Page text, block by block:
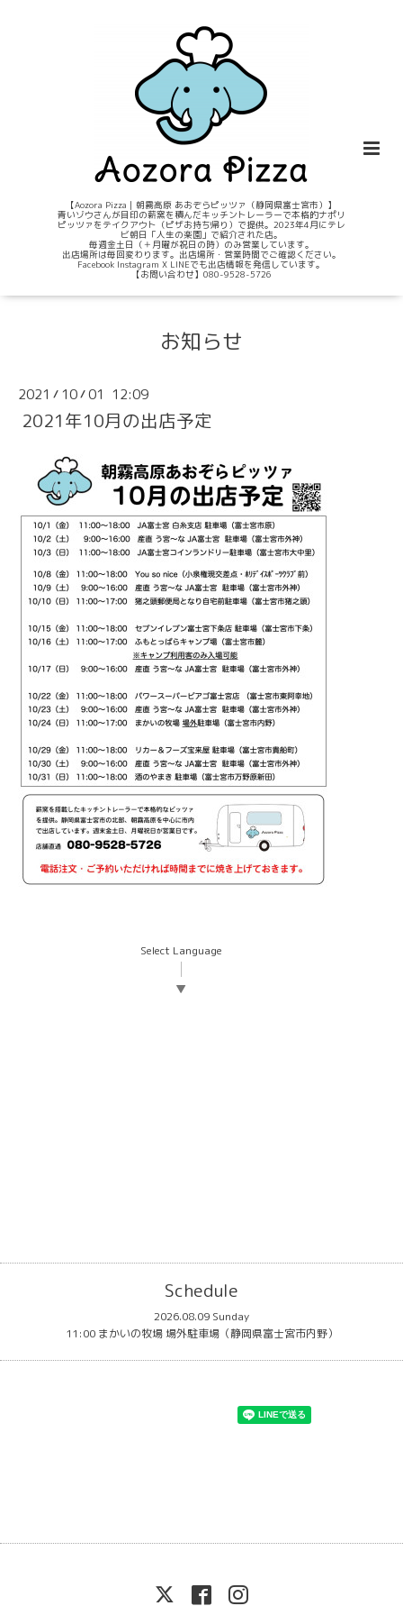
【Aozora Pizza｜朝霧高原 あおぞらピッツァ（静岡県富士宮市）】
青いゾウさんが目印の薪窯を積んだキッチントレーラーで本格的ナポリ
ピッツァをテイクアウト（ピザお持ち帰り）で提供。2023年4月にテレ
ビ朝日「人生の楽園」で紹介された店。
毎週金土日（＋月曜が祝日の時）のみ営業しています。
出店場所は毎回変わります。出店場所・営業時間でご確認ください。
Facebook Instagram X LINEでも出店情報を発信しています。
【お問い合わせ】080-9528-5726
お知らせ
2021 / 10/01 12:09
2021年10月の出店予定
Select Language
▼
Schedule
2026.08.09 Sunday
11:00 まかいの牧場 場外駐車場（静岡県富士宮市内野）